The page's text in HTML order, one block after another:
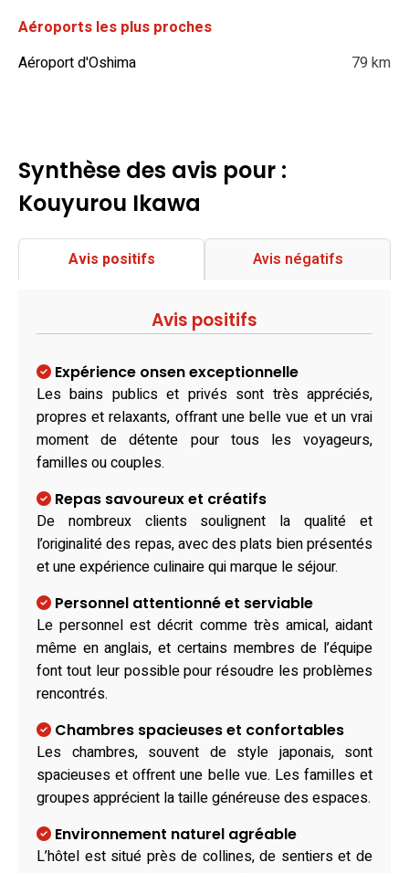
Aéroports les plus proches
Aéroport d'Oshima
79 km
Synthèse des avis pour :
Kouyurou Ikawa
Avis positifs Avis négatifs
Avis positifs
Expérience onsen exceptionnelle
Les bains publics et privés sont très appréciés,
propres et relaxants, offrant une belle vue et un vrai
moment de détente pour tous les voyageurs,
familles ou couples.
Repas savoureux et créatifs
De nombreux clients soulignent la qualité et
l’originalité des repas, avec des plats bien présentés
et une expérience culinaire qui marque le séjour.
Personnel attentionné et serviable
Le personnel est décrit comme très amical, aidant
même en anglais, et certains membres de l’équipe
font tout leur possible pour résoudre les problèmes
rencontrés.
Chambres spacieuses et confortables
Les chambres, souvent de style japonais, sont
spacieuses et offrent une belle vue. Les familles et
groupes apprécient la taille généreuse des espaces.
Environnement naturel agréable
L’hôtel est situé près de collines, de sentiers et de